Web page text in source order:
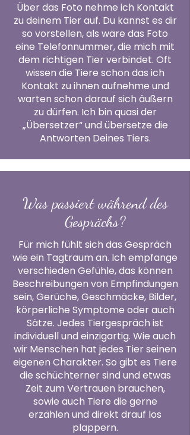
Über das Foto nehme ich Kontakt
zu deinem Tier auf. Du kannst es dir
so vorstellen, als wäre das Foto
eine Telefonnummer, die mich mit
dem richtigen Tier verbindet. Oft
wissen die Tiere schon das ich
Kontakt zu ihnen aufnehme und
warten schon darauf sich äußern
zu dürfen. Ich bin quasi der
„Übersetzer“ und übersetze die
Antworten Deines Tiers.
Was passiert während des
Gesprächs?
Für mich fühlt sich das Gespräch
wie ein Tagtraum an. Ich empfange
verschieden Gefühle, das können
Beschreibungen von Empfindungen
sein, Gerüche, Geschmäcke, Bilder,
körperliche Symptome oder auch
Sätze. Jedes Tiergespräch ist
individuell und einzigartig. Wie auch
wir Menschen hat jedes Tier seinen
eigenen Charakter. So gibt es Tiere
die schüchterner sind und etwas
Zeit zum Vertrauen brauchen,
sowie auch Tiere die gerne
erzählen und direkt drauf los
plappern.